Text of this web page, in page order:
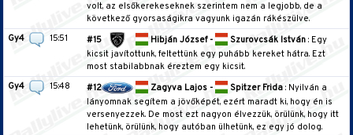
volt, az elsőkerekeseknek szerintem nem a legjobb, de a
következő gyorsaságikra vagyunk igazán rákészülve.
Gy4
15:51 #15 Hibján József - Szurovcsák István: Egy
kicsit javítottunk, feltettünk egy puhább kereket hátra. Ezt
most stabilabbnak éreztem egy kicsit.
Gy4
15:48 #12 Zagyva Lajos - Spitzer Frida: Nyilván a
lányomnak segítem a jövőképét, ezért maradt ki, hogy én is
versenyezzek. De most ezt nagyon élvezzük, örülünk, hogy itt
lehetünk, örülünk, hogy autóban ülhetünk, ez egy jó dolog.